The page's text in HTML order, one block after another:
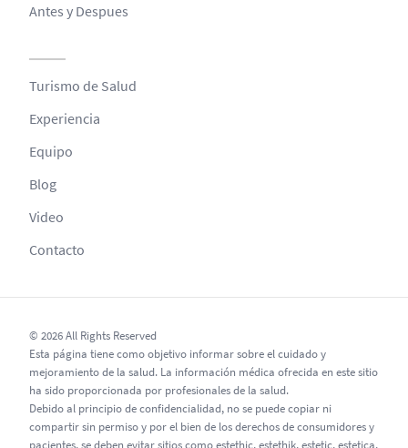
Antes y Despues
Turismo de Salud
Experiencia
Equipo
Blog
Video
Contacto
© 2026 All Rights Reserved
Esta página tiene como objetivo informar sobre el cuidado y
mejoramiento de la salud. La información médica ofrecida en este sitio
ha sido proporcionada por profesionales de la salud.
Debido al principio de confidencialidad, no se puede copiar ni
compartir sin permiso y por el bien de los derechos de consumidores y
pacientes, se deben evitar sitios como estethic, estethik, estetic, estetica,